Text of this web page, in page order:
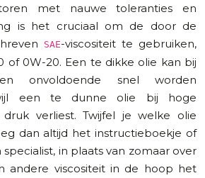
met nauwe toleranties en
is het cruciaal om de door de
SAE-viscositeit te gebruiken,
of 0W-20. Een te dikke olie kan bij
onvoldoende snel worden
een te dunne olie bij hoge
verliest. Twijfel je welke olie
dan altijd het instructieboekje of
specialist, in plaats van zomaar over
andere viscositeit in de hoop het